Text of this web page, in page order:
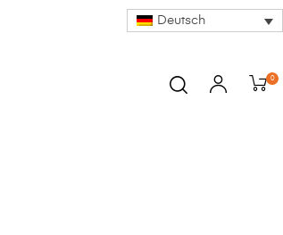
Deutsch
0